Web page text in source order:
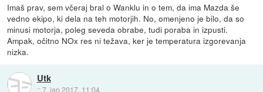
Imaš prav, sem včeraj bral o Wanklu in o tem, da ima Mazda še
vedno ekipo, ki dela na teh motorjih. No, omenjeno je bilo, da so
minusi motorja, poleg seveda obrabe, tudi poraba in izpusti.
Ampak, očitno NOx res ni težava, ker je temperatura izgorevanja
nizka.
Utk
::7. jan 2017, 11:04